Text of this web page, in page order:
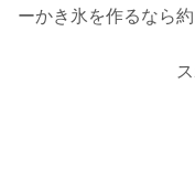
ーかき氷を作るなら